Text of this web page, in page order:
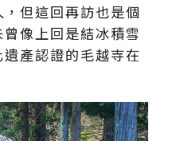
，但這回再訪也是個
像上回是結冰積雪
產認證的毛越寺在